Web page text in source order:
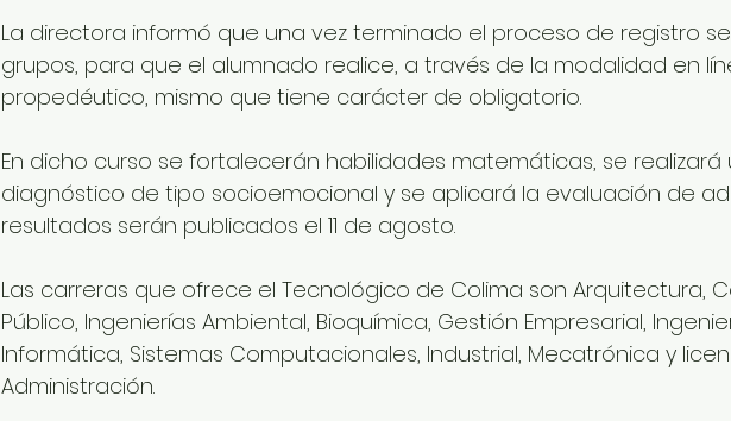
La directora informó que una vez terminado el proceso de registro
grupos, para que el alumnado realice, a través de la modalidad en
propedéutico, mismo que tiene carácter de obligatorio.
En dicho curso se fortalecerán habilidades matemáticas, se realizará
diagnóstico de tipo socioemocional y se aplicará la evaluación de
resultados serán publicados el 11 de agosto.
Las carreras que ofrece el Tecnológico de Colima son Arquitectura,
Público, Ingenierías Ambiental, Bioquímica, Gestión Empresarial,
Informática, Sistemas Computacionales, Industrial, Mecatrónica y
Administración.